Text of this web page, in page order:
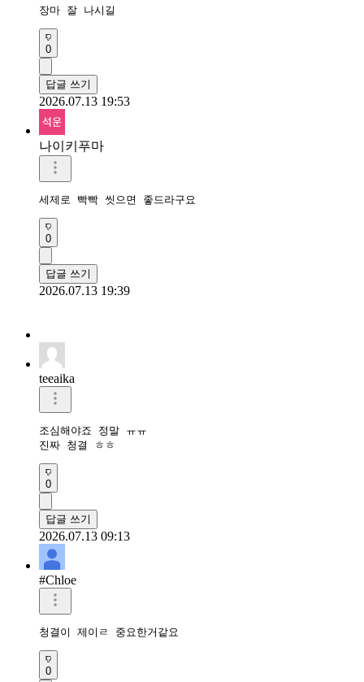
장마 잘 나시길
0
답글 쓰기
2026.07.13 19:53
나이키푸마
세제로 빡빡 씻으면 좋드라구요
0
답글 쓰기
2026.07.13 19:39
teeaika
조심해야죠 정말 ㅠㅠ
진짜 청결 ㅎㅎ
0
답글 쓰기
2026.07.13 09:13
#Chloe
청결이 제이ㄹ 중요한거같요
0